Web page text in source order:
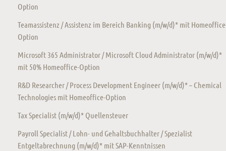
Option
Teamassistenz / Assistenz im Bereich Banking (m/w/d)* mit
Option
Microsoft 365 Administrator / Microsoft Cloud Administrator (m/w/d)*
mit 50% Homeoffice-Option
R&D Researcher / Process Development Engineer (m/w/d)* – Chemical
Technologies mit Homeoffice-Option
Tax Specialist (m/w/d)* Quellensteuer
Payroll Specialist / Lohn- und Gehaltsbuchhalter / Spezialist
Entgeltabrechnung (m/w/d)* mit SAP-Kenntnissen